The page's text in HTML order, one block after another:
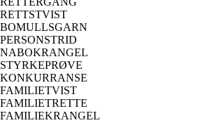
RETTSTVIST
BOMULLSGARN
PERSONSTRID
NABOKRANGEL
STYRKEPRØVE
KONKURRANSE
FAMILIETVIST
FAMILIETRETTE
FAMILIEKRANGEL